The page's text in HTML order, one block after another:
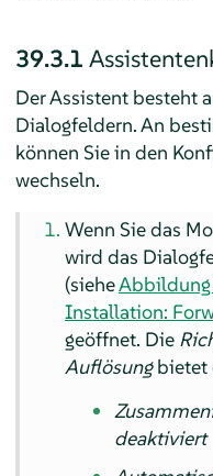
39.3.1
Der Assistent besteht
Dialogfeldern. An
können Sie in den
wechseln.
Wenn Sie das
wird das
(sieheAbbildung
Installation:
geöffnet. Die
Auflösungbietet
deaktiviert